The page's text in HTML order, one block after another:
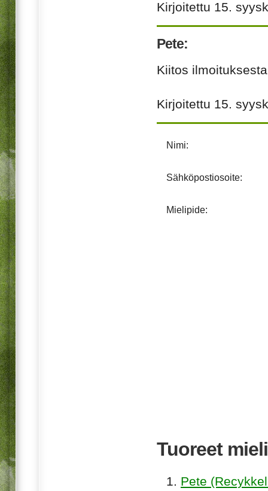
Kirjoitettu 15.
Pete:
Kiitos
Kirjoitettu 15.
Nimi:
Sähköpostiosoite:
Mielipide:
Tuoreet
Pete